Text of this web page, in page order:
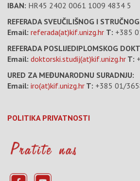
IBAN: HR45 2402 0061 1009 4834 5
REFERADA SVEUČILIŠNOG I
Email: referada(at)kif.unizg.hr T: +385
REFERADA POSLIJEDIPLOMSKOG
Email: doktorski.studij(at)kif.unizg.hr T:
URED ZA MEĐUNARODNU SURADNJU:
Email: iro(at)kif.unizg.hr T: +385 01/
POLITIKA PRIVATNOSTI